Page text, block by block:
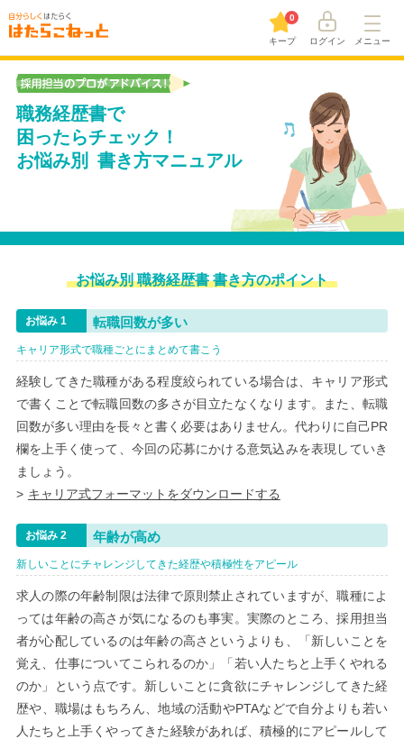
キープ
0
ログイン メニュー
職務経歴書で
困ったらチェック！
お悩み別 書き方マニュアル
お悩み別 職務経歴書 書き方のポイント
転職回数が多い
キャリア形式で職種ごとにまとめて書こう
経験してきた職種がある程度絞られている場合は、キャリア形式
で書くことで転職回数の多さが目立たなくなります。また、転職
回数が多い理由を長々と書く必要はありません。代わりに自己PR
欄を上手く使って、今回の応募にかける意気込みを表現していき
ましょう。
キャリア式フォーマットをダウンロードする
年齢が高め
新しいことにチャレンジしてきた経歴や積極性をアピール
求人の際の年齢制限は法律で原則禁止されていますが、職種によ
っては年齢の高さが気になるのも事実。実際のところ、採用担当
者が心配しているのは年齢の高さというよりも、「新しいことを
覚え、仕事についてこられるのか」「若い人たちと上手くやれる
のか」という点です。新しいことに貪欲にチャレンジしてきた経
歴や、職場はもちろん、地域の活動やPTAなどで自分よりも若い
人たちと上手くやってきた経験があれば、積極的にアピールして